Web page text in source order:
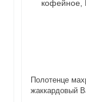
Полотенце
жаккардовый